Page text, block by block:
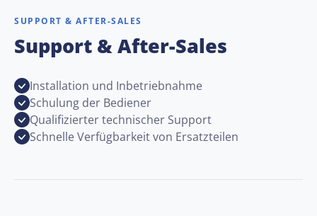
SUPPORT & AFTER-SALES
Support & After-Sales
Installation und Inbetriebnahme
Schulung der Bediener
Qualifizierter technischer Support
Schnelle Verfügbarkeit von Ersatzteilen